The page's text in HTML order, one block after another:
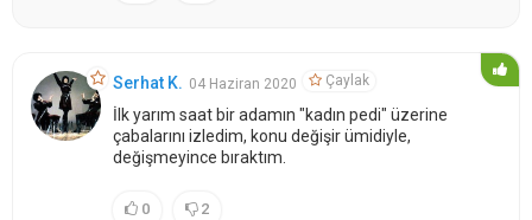
Serhat K. 04 Haziran 2020 Çaylak
İlk yarım saat bir adamın "kadın pedi" üzerine
çabalarını izledim, konu değişir ümidiyle,
değişmeyince bıraktım.
0 2